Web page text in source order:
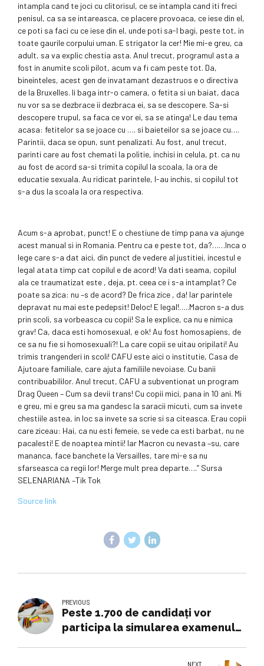
intampla cand te joci cu clitorisul, ce se intampla cand iti freci
penisul, ca sa se intareasca, ce placere provoaca, ce iese din el,
ce poti sa faci cu ce iese din el, unde poti sa-l bagi, peste tot, in
toate gaurile corpului uman. E strigator la cer! Mie mi-e greu, ca
adult, sa va explic chestia asta. Anul trecut, programul asta a
fost in anumite scoli pilot, acum va fi cam peste tot. Da,
bineinteles, acest gen de invatamant dezastruos e o directiva
de la Bruxelles. Ii baga intr-o camera, o fetita si un baiat, daca
nu vor sa se dezbrace ii dezbraca ei, sa se descopere. Sa-si
descopere trupul, sa faca ce vor ei, sa se atinga! Le dau tema
acasa: fetitelor sa se joace cu …. si baieteilor sa se joace cu….
Parintii, daca se opun, sunt penalizati. Au fost, anul trecut,
parinti care au fost chemati la politie, inchisi in celula, pt. ca nu
au fost de acord sa-si trimita copilul la scoala, la ora de
educatie sexuala. Au ridicat parintele, l-au inchis, si copilul tot
s-a dus la scoala la ora respectiva.
Acum s-a aprobat, punct! E o chestiune de timp pana va ajunge
acest manual si in Romania. Pentru ca e peste tot, da?……Inca o
lege care s-a dat aici, din punct de vedere al justitiei, incestul e
legal atata timp cat copilul e de acord! Va dati seama, copilul
ala ce traumatizat este , deja, pt. ceea ce i s-a intamplat? Ce
poate sa zica: nu –s de acord? De frica zice , da! Iar parintele
depravat nu mai este pedepsit! Deloc! E legal!…..Macron s-a dus
prin scoli, sa vorbeasca cu copii! Sa le explice, ca nu e nimica
grav! Ca, daca esti homosexual, e ok! Au fost homosapiens, de
ce sa nu fie si homosexuali?! La care copii se uitau oripilati! Au
trimis trangenderi in scoli! CAFU este aici o institutie, Casa de
Ajutoare familiale, care ajuta familiile nevoiase. Cu banii
contribuabililor. Anul trecut, CAFU a subventionat un program
Drag Queen – Cum sa devii trans! Cu copii mici, pana in 10 ani. Mi
e greu, mi e greu sa ma gandesc la saracii micuti, cum sa invete
chestiile astea, in loc sa invete sa scrie si sa citeasca. Erau copii
care ziceau: Hai, ca nu esti femeie, se vede ca esti barbat, nu ne
pacalesti! E de noaptea mintii! Iar Macron cu nevasta –su, care
mananca, face banchete la Versailles, tare mi-e sa nu
sfarseasca ca regii lor! Merge mult prea departe….” Sursa
SELENARIANA –Tik Tok
Source link
PREVIOUS
Peste 1.700 de candidați vor
participa la simularea examenului
NEXT